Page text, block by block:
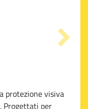
protezione visiva
Progettati per